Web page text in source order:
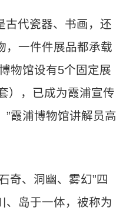
古代瓷器、书画，还
，一件件展品都承载
物馆设有5个固定展
），已成为霞浦宣传
”霞浦博物馆讲解员高
奇、洞幽、雾幻”四
、岛于一体，被称为